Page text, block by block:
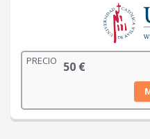
PRECIO 50 €